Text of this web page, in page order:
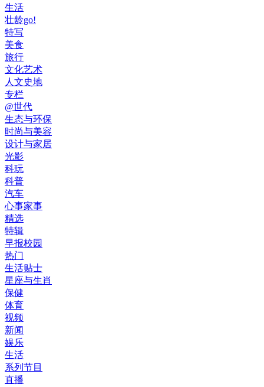
生活
壮龄go!
特写
美食
旅行
文化艺术
人文史地
专栏
@世代
生态与环保
时尚与美容
设计与家居
光影
科玩
科普
汽车
心事家事
精选
特辑
早报校园
热门
生活贴士
星座与生肖
保健
体育
视频
新闻
娱乐
生活
系列节目
直播